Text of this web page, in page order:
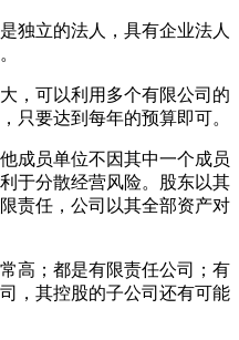
独立的法人，具有企业法人
，可以利用多个有限公司的
只要达到每年的预算即可。
成员单位不因其中一个成员
于分散经营风险。股东以其
责任，公司以其全部资产对
高；都是有限责任公司；有
，其控股的子公司还有可能